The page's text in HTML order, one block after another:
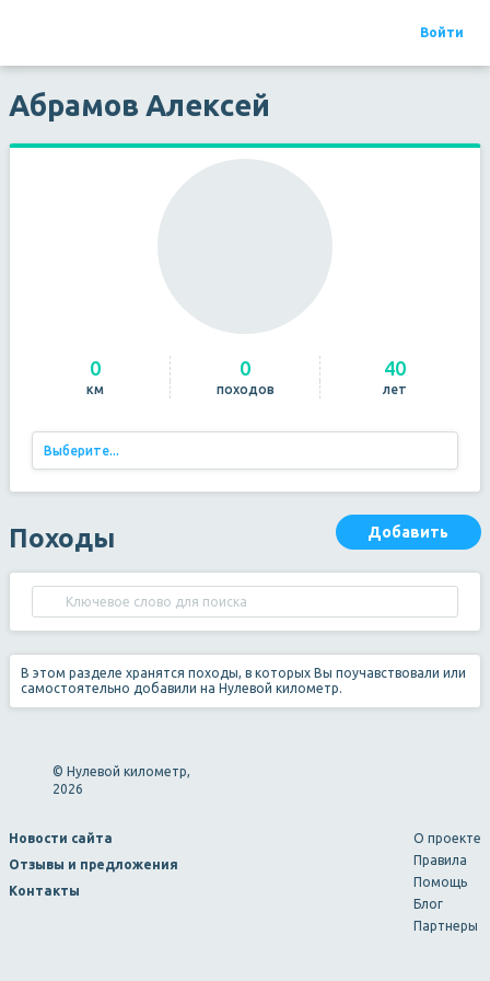
Походы
Отчеты
Мероприятия
Организации
Туристы
МЧС
Войти
Абрамов Алексей
0 0 40
км походов лет
Выберите...
Походы Добавить
В этом разделе хранятся походы, в которых Вы поучавствовали или
самостоятельно добавили на Нулевой километр.
© Нулевой километр,
2026
Новости сайта
Отзывы и предложения
Контакты
О проекте
Правила
Помощь
Блог
Партнеры